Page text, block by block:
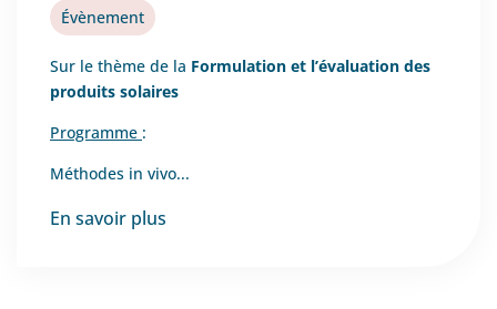
Évènement
Sur le thème de la Formulation et l’évaluation des
produits solaires
Programme :
Méthodes in vivo...
En savoir plus